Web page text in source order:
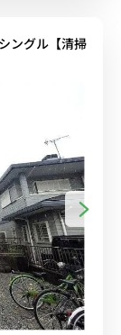
ングル【清掃